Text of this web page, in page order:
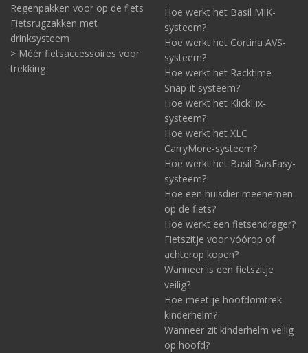
Regenpakken voor op de fiets
Fietsrugzakken met
drinksysteem
> Méér fietsaccessoires voor
trekking
Hoe werkt het Basil MIK-
systeem?
Hoe werkt het Cortina AVS-
systeem?
Hoe werkt het Racktime
Snap-it systeem?
Hoe werkt het KlickFix-
systeem?
Hoe werkt het XLC
CarryMore-systeem?
Hoe werkt het Basil BasEasy-
systeem?
Hoe een huisdier meenemen
op de fiets?
Hoe werkt een fietsendrager?
Fietszitje voor vóórop of
achterop kopen?
Wanneer is een fietszitje
veilig?
Hoe meet je hoofdomtrek
kinderhelm?
Wanneer zit kinderhelm veilig
op hoofd?